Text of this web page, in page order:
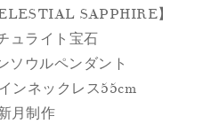
SAPPHIRE】
ュライト宝石
ソウルペンダント
ンネックレス55cm
月制作